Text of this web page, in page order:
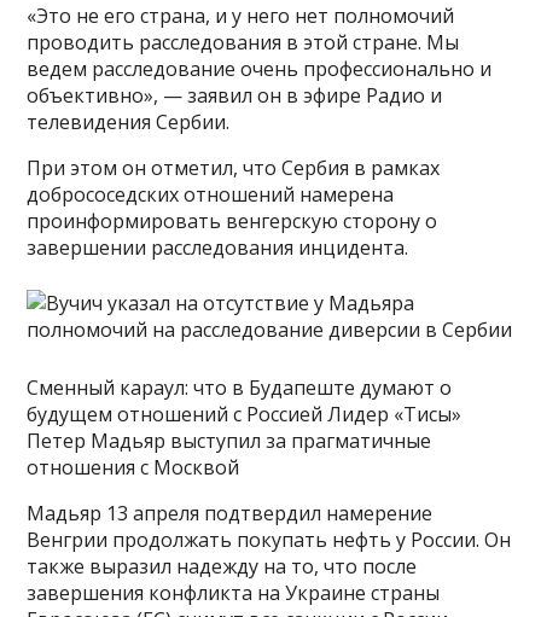
«Это не его страна, и у него нет полномочий
проводить расследования в этой стране. Мы
ведем расследование очень профессионально и
объективно», — заявил он в эфире Радио и
телевидения Сербии.
При этом он отметил, что Сербия в рамках
добрососедских отношений намерена
проинформировать венгерскую сторону о
завершении расследования инцидента.
Сменный караул: что в Будапеште думают о
будущем отношений с Россией Лидер «Тисы»
Петер Мадьяр выступил за прагматичные
отношения с Москвой
Мадьяр 13 апреля подтвердил намерение
Венгрии продолжать покупать нефть у России. Он
также выразил надежду на то, что после
завершения конфликта на Украине страны